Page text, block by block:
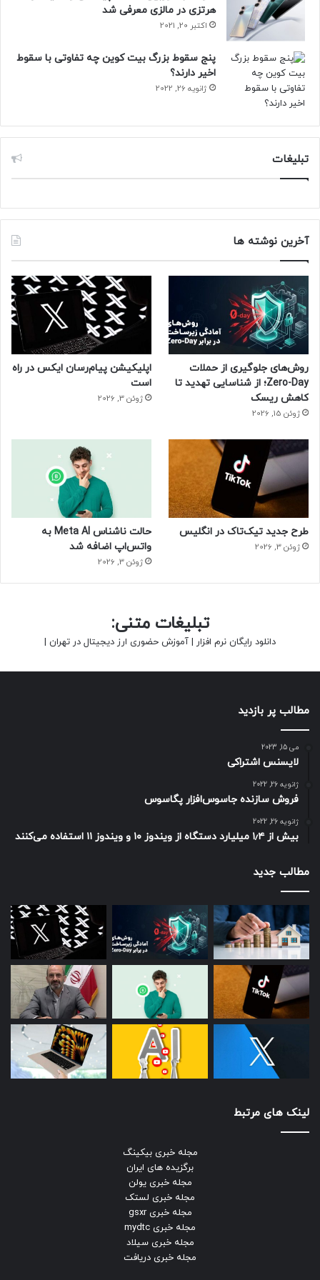
وبسایت www.codejam.sharif.ir
شماره تماس: 5-66028963-021
حتما بخوانید :
دانشگاه شریف
هرتزی در مالزی معرفی شد
اکتبر 20, 2021
پنج سقوط بزرگ بیت کوین چه تفاوتی با سقوط
اخیر دارند؟
ژانویه 26, 2022
تبلیغات
آخرین نوشته ها
روش‌های جلوگیری از حملات
Zero-Day؛ از شناسایی تهدید تا
کاهش ریسک
ژوئن 15, 2026
اپلیکیشن پیام‌رسان ایکس در راه
است
ژوئن 3, 2026
طرح جدید تیک‌تاک در انگلیس
ژوئن 3, 2026
حالت ناشناس Meta AI به
واتس‌اپ اضافه شد
ژوئن 3, 2026
تبلیغات متنی:
دانلود رایگان نرم افزار | آموزش حضوری ارز دیجیتال در تهران |
مطالب پر بازدید
می 15, 2023
لایسنس اشتراکی
ژانویه 26, 2022
فروش سازنده جاسوس‌افزار پگاسوس
ژانویه 26, 2022
بیش از ۱٫۴ میلیارد دستگاه از ویندوز ۱۰ و ویندوز ۱۱ استفاده می‌کنند
مطالب جدید
لینک های مرتبط
مجله خبری بیکینگ
برگزیده های ایران
مجله خبری یولن
مجله خبری لستک
مجله خبری gsxr
مجله خبری mydtc
مجله خبری سیلاد
مجله خبری دریافت